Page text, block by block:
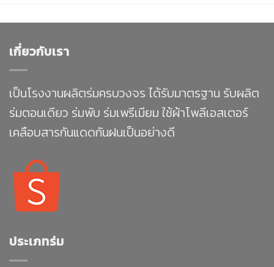
เกี่ยวกับเรา
เป็นโรงงานผลิตร่มครบวงจร ได้รับมาตรฐาน รับผลิต
ร่มตอนเดียว ร่มพับ ร่มเพรีเมียม ใช้ผ้าโพลีเอสเตอร์
เคลือบสารกันแดดกันฝนเป็นอย่างดี
ประเภทร่ม